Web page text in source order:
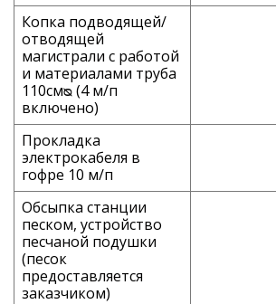
Копка подводящей/
отводящей
магистрали с работой
и материалами труба
110смᴓ (4 м/п
включено)
Прокладка
электрокабеля в
гофре 10 м/п
Обсыпка станции
песком, устройство
песчаной подушки
(песок
предоставляется
заказчиком)